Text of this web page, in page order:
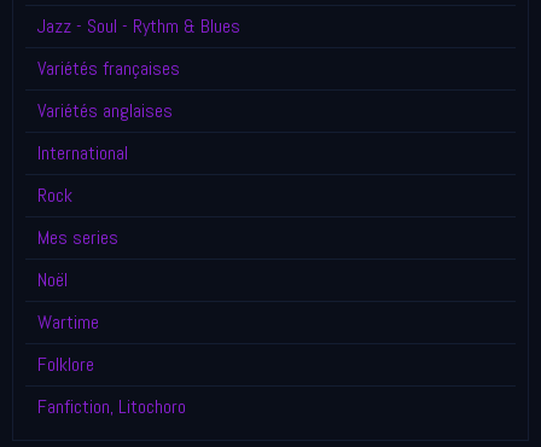
Jazz - Soul - Rythm & Blues
Variétés françaises
Variétés anglaises
International
Rock
Mes series
Noël
Wartime
Folklore
Fanfiction, Litochoro